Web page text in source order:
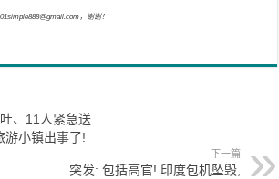
，谢谢！
、11人紧急送
游小镇出事了!
下一篇
突发: 包括高官! 印度包机坠毁,